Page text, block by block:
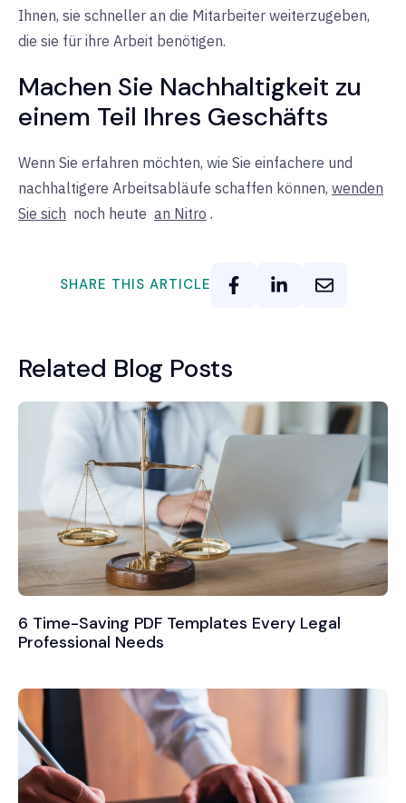
Ihnen, sie schneller an die Mitarbeiter weiterzugeben,
die sie für ihre Arbeit benötigen.
Machen Sie Nachhaltigkeit zu
einem Teil Ihres Geschäfts
Wenn Sie erfahren möchten, wie Sie einfachere und
nachhaltigere Arbeitsabläufe schaffen können, wenden
Sie sich noch heute an Nitro .
SHARE THIS ARTICLE
Related Blog Posts
6 Time-Saving PDF Templates Every Legal
Professional Needs